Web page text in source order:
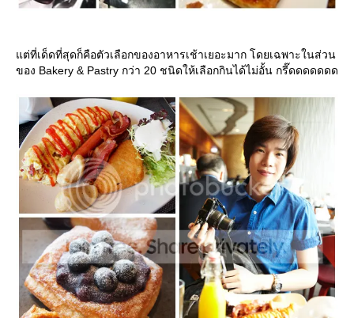
ต่ที่เด็ดที่สุดก็คือตัวเลือกของอาหารเช้าเยอะมาก โดยเฉพาะในส่วน
ของ Bakery & Pastry กว่า 20 ชนิดให้เลือกกินได้ไม่อั้น กรี๊ดดดดดดด